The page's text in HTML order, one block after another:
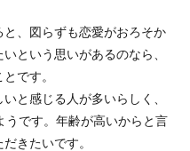
、図らずも恋愛がおろそか
という思いがあるのなら、
です。
と感じる人が多いらしく、
うです。年齢が高いからと言
きたいです。